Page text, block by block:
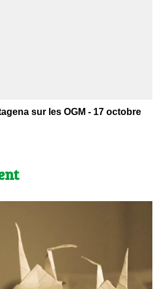
sur les OGM - 17 octobre